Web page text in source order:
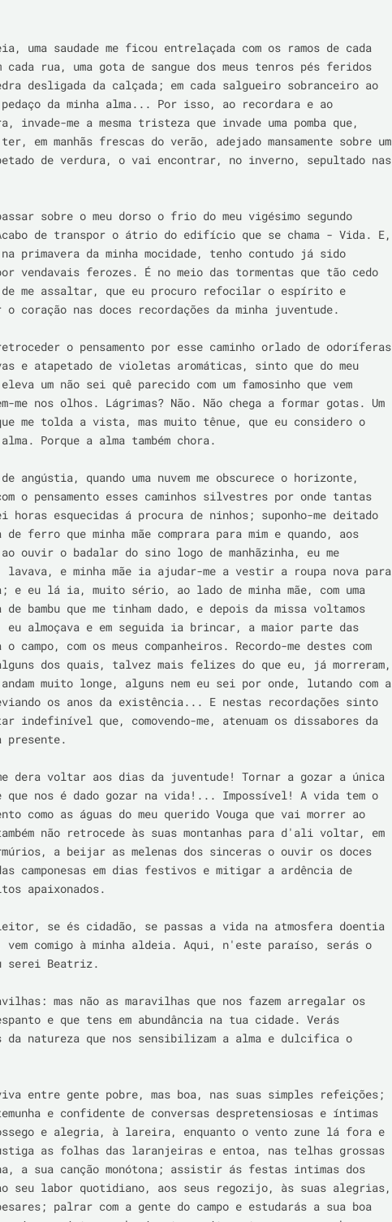
uma saudade me ficou entrelaçada com os ramos de cada
cada rua, uma gota de sangue dos meus tenros pés feridos
desligada da calçada; em cada salgueiro sobranceiro ao
pedaço da minha alma... Por isso, ao recordara e ao
invade-me a mesma tristeza que invade uma pomba que,
em manhãs frescas do verão, adejado mansamente sobre um
de verdura, o vai encontrar, no inverno, sepultado nas
sobre o meu dorso o frio do meu vigésimo segundo
de transpor o átrio do edifício que se chama - Vida. E,
primavera da minha mocidade, tenho contudo já sido
vendavais ferozes. É no meio das tormentas que tão cedo
de me assaltar, que eu procuro refocilar o espírito e
coração nas doces recordações da minha juventude.
o pensamento por esse caminho orlado de odoríferas
e atapetado de violetas aromáticas, sinto que do meu
um não sei quê parecido com um famosinho que vem
me nos olhos. Lágrimas? Não. Não chega a formar gotas. Um
me tolda a vista, mas muito tênue, que eu considero o
Porque a alma também chora.
angústia, quando uma nuvem me obscurece o horizonte,
o pensamento esses caminhos silvestres por onde tantas
horas esquecidas á procura de ninhos; suponho-me deitado
de ferro que minha mãe comprara para mim e quando, aos
ao ouvir o badalar do sino logo de manhãzinha, eu me
lavava, e minha mãe ia ajudar-me a vestir a roupa nova para
e eu lá ia, muito sério, ao lado de minha mãe, com uma
de bambu que me tinham dado, e depois da missa voltamos
eu almoçava e em seguida ia brincar, a maior parte das
o campo, com os meus companheiros. Recordo-me destes com
dos quais, talvez mais felizes do que eu, já morreram,
muito longe, alguns nem eu sei por onde, lutando com a
os anos da existência... E nestas recordações sinto
indefinível que, comovendo-me, atenuam os dissabores da
presente.
me dera voltar aos dias da juventude! Tornar a gozar a única
nos é dado gozar na vida!... Impossível! A vida tem o
como as águas do meu querido Vouga que vai morrer ao
não retrocede às suas montanhas para d'ali voltar, em
a beijar as melenas dos sinceras o ouvir os doces
camponesas em dias festivos e mitigar a ardência de
apaixonados.
se és cidadão, se passas a vida na atmosfera doentia
vem comigo à minha aldeia. Aqui, n'este paraíso, serás o
serei Beatriz.
mas não as maravilhas que nos fazem arregalar os
e que tens em abundância na tua cidade. Verás
da natureza que nos sensibilizam a alma e dulcifica o
entre gente pobre, mas boa, nas suas simples refeições;
e confidente de conversas despretensiosas e íntimas
e alegria, à lareira, enquanto o vento zune lá fora e
as folhas das laranjeiras e entoa, nas telhas grossas
a sua canção monótona; assistir ás festas intimas dos
seu labor quotidiano, aos seus regozijo, às suas alegrias,
palrar com a gente do campo e estudarás a sua boa